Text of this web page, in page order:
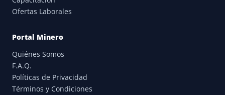
Ofertas Laborales
Portal Minero
Quiénes Somos
F.A.Q.
Políticas de Privacidad
Términos y Condiciones